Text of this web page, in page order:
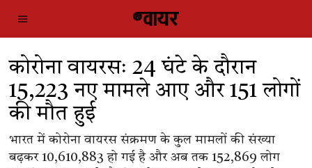
कोरोना वायरसः 24 घंटे के दौरान
15,223 नए मामले आए और 151 लोगों
की मौत हुई
भारत में कोरोना वायरस संक्रमण के कुल मामलों की संख्या
बढ़कर 10,610,883 हो गई है और अब तक 152,869 लोग